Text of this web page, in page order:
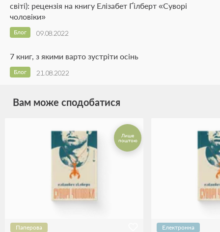
світі): рецензія на книгу Елізабет Ґілберт «Суворі
чоловіки»
09.08.2022
Блог
7 книг, з якими варто зустріти осінь
21.08.2022
Блог
Вам може сподобатися
Лише
поштою
Паперова Електронна